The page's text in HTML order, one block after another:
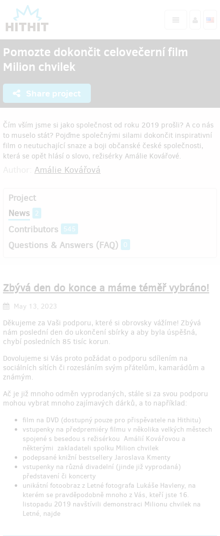
Pomozte dokončit celovečerní film
Milion chvilek
Share project
Čím vším jsme si jako společnost od roku 2019 prošli? A co nás
to muselo stát? Pojďme společnými silami dokončit inspirativní
film o neutuchající snaze a boji občanské české společnosti,
která se opět hlásí o slovo, režisérky Amálie Kovářové.
Amálie Kovářová
Project
News 2
Contributors 545
Questions & Answers (FAQ) 0
Zbývá den do konce a máme téměř vybráno!
May 13, 2023
Děkujeme za Vaši podporu, které si obrovsky vážíme! Zbývá
nám poslední den do ukončení sbírky a aby byla úspěšná,
chybí posledních 85 tisíc korun.
Dovolujeme si Vás proto požádat o podporu sdílením na
sociálních sítích či rozesláním svým přátelům, kamarádům a
známým.
Ač je již mnoho odměn vyprodaných, stále si za svou podporu
mohou vybrat mnoho zajímavých dárků, a to například:
film na DVD (dostupný pouze pro přispěvatele na Hithitu)
vstupenky na předpremiéry filmu v několika velkých městech
spojené s besedou s režisérkou Amálií Kovářovou a
některými zakladateli spolku Milion chvilek
podepsané knižní bestsellery Jaroslava Kmenty
vstupenky na různá divadelní (jinde již vyprodaná)
představení či koncerty
unikátní fotoobraz z Letné fotografa Lukáše Havleny, na
kterém se pravděpodobně mnoho z Vás, kteří jste 16.
listopadu 2019 navštívili demonstraci Milionu chvilek na
Letné, najde